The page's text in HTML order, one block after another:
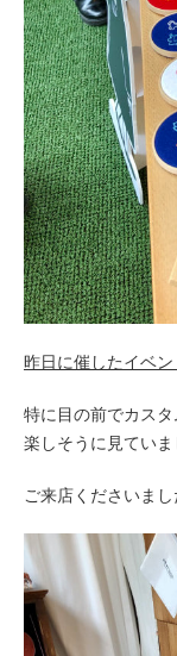
昨日に催したイベン
特に目の前でカス
楽しそうに見ていま
ご来店くださいま